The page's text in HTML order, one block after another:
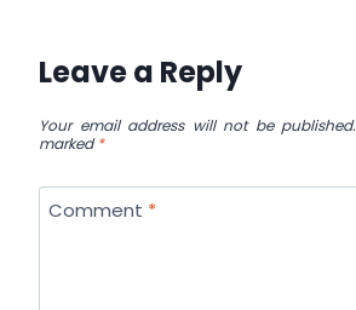
Leave a Reply
Your email address will not be published.
marked*
Comment *